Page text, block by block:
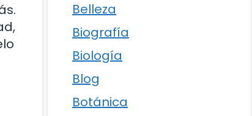
Belleza
Biografía
Biología
Blog
Botánica